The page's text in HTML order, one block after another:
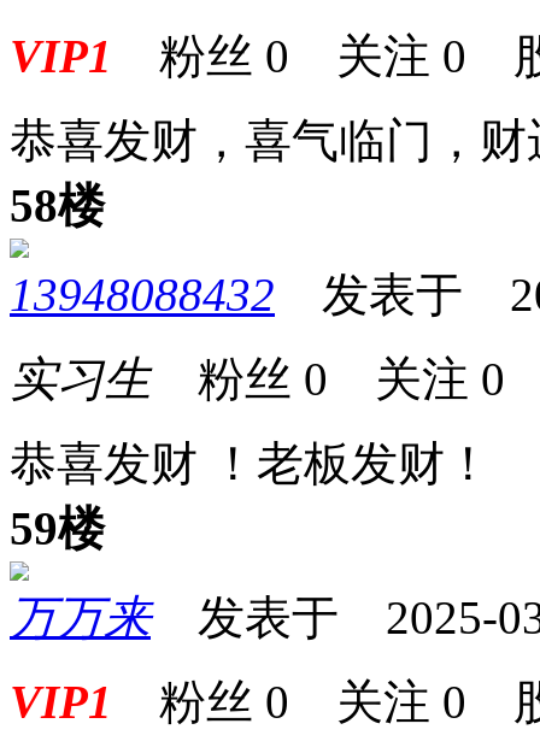
VIP1 粉丝 0 关注 0
恭喜发财，喜气临门，财
58楼
13948088432 发表于
实习生粉丝 0 关注 0
恭喜发财 ！老板发财！
59楼
万万来发表于 2025-
VIP1 粉丝 0 关注 0